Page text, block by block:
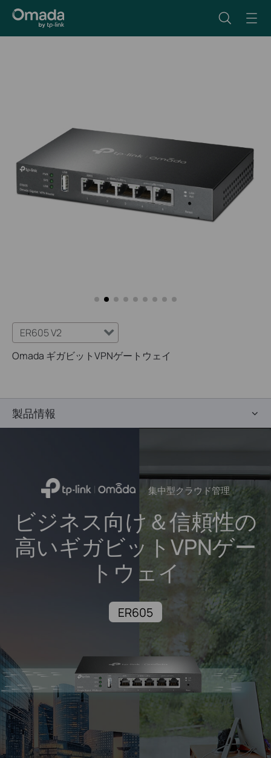
ER605 V2
Omada ギガビットVPNゲートウェイ
製品情報
集中型クラウド管理
ビジネス向け＆信頼性の
高いギガビットVPNゲー
トウェイ
ER605